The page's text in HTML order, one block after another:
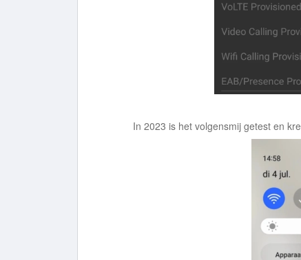
In 2023 is het volgensmij getest en